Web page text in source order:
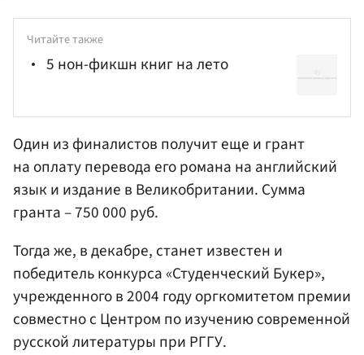
Читайте также
5 нон-фикшн книг на лето
Один из финалистов получит еще и грант
на оплату перевода его романа на английский
язык и издание в Великобритании. Сумма
гранта – 750 000 руб.
Тогда же, в декабре, станет известен и
победитель конкурса «Студенческий Букер»,
учрежденного в 2004 году оргкомитетом премии
совместно с Центром по изучению современной
русской литературы при РГГУ.